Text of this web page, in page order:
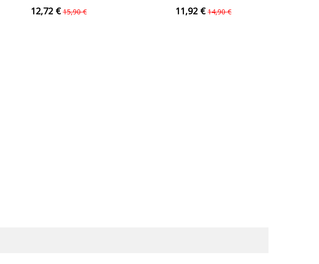
12,72 € 15,90 € 11,92 € 14,90 €